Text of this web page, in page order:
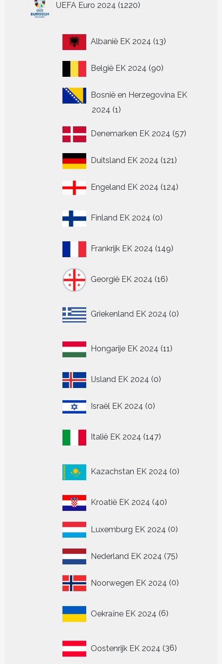
UEFA Euro 2024 1220
producten
Albanië EK 2024 1313
België EK 2024 9090
Bosnië en Herzegovina EK
2024 11
Denemarken EK 2024 5757
Duitsland EK 2024 121121
Engeland EK 2024 124124
Finland EK 2024 0
producten
Frankrijk EK 2024 149149
Georgië EK 2024 16
producten
Griekenland EK 2024 0
producten
Hongarije EK 2024 11
producten
IJsland EK 2024 00
Israël EK 2024 00
Italië EK 2024 147
producten
Kazachstan EK 2024 0
producten
Kroatië EK 2024 4040
Luxemburg EK 2024 00
Nederland EK 2024 7575
Noorwegen EK 2024 00
Oekraïne EK 2024 6
producten
Oostenrijk EK 2024 36
producten